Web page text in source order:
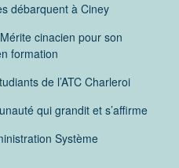
débarquent à Ciney
cinacien pour son
formation
de l’ATC Charleroi
qui grandit et s’affirme
Système